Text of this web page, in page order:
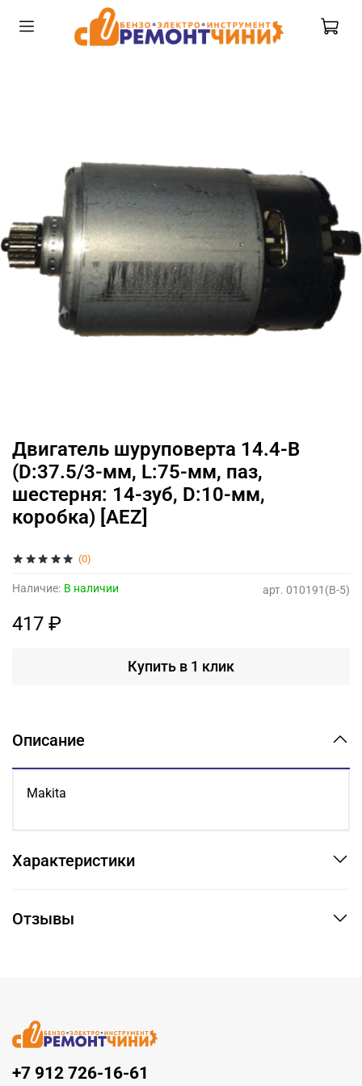
(0)
арт. 010191(B-5)
Наличие: В наличии
Двигатель шуруповерта 14.4-В
(D:37.5/3-мм, L:75-мм, паз,
шестерня: 14-зуб, D:10-мм,
коробка) [AEZ]
417 ₽
Купить в 1 клик
Описание
Makita
Характеристики
Отзывы
+7 912 726-16-61